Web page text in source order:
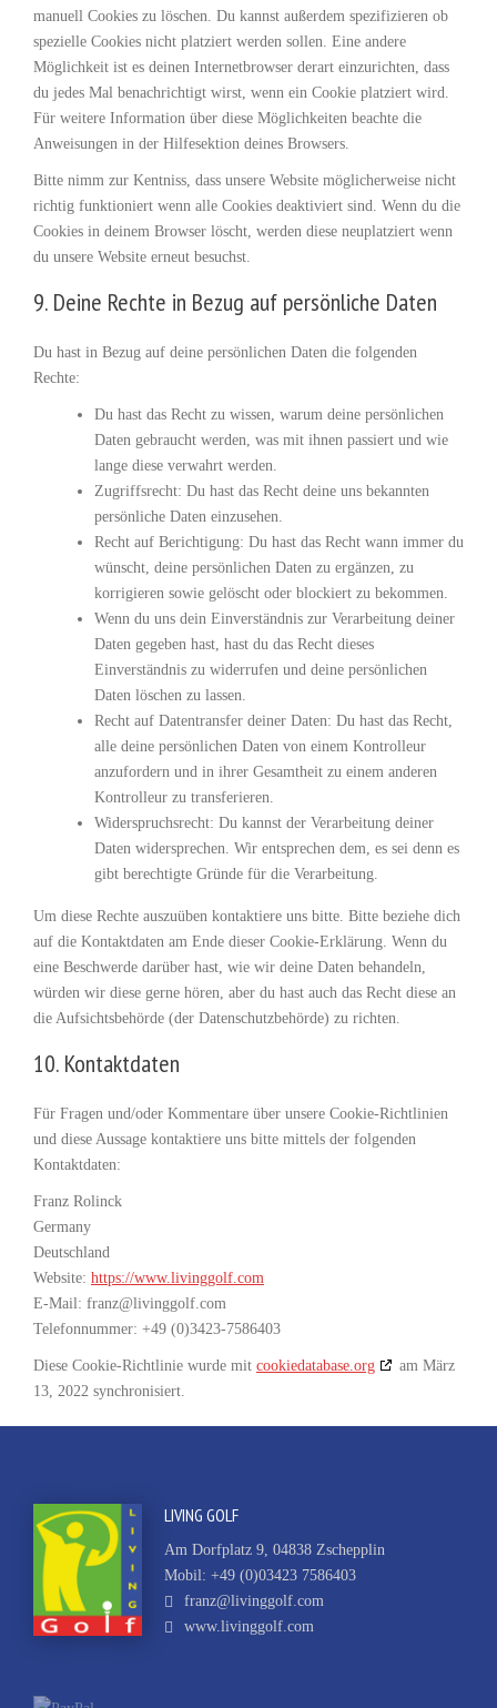
manuell Cookies zu löschen. Du kannst außerdem spezifizieren ob
spezielle Cookies nicht platziert werden sollen. Eine andere
Möglichkeit ist es deinen Internetbrowser derart einzurichten, dass
du jedes Mal benachrichtigt wirst, wenn ein Cookie platziert wird.
Für weitere Information über diese Möglichkeiten beachte die
Anweisungen in der Hilfesektion deines Browsers.
Bitte nimm zur Kentniss, dass unsere Website möglicherweise nicht
richtig funktioniert wenn alle Cookies deaktiviert sind. Wenn du die
Cookies in deinem Browser löscht, werden diese neuplatziert wenn
du unsere Website erneut besuchst.
9. Deine Rechte in Bezug auf persönliche Daten
Du hast in Bezug auf deine persönlichen Daten die folgenden
Rechte:
Du hast das Recht zu wissen, warum deine persönlichen
Daten gebraucht werden, was mit ihnen passiert und wie
lange diese verwahrt werden.
Zugriffsrecht: Du hast das Recht deine uns bekannten
persönliche Daten einzusehen.
Recht auf Berichtigung: Du hast das Recht wann immer du
wünscht, deine persönlichen Daten zu ergänzen, zu
korrigieren sowie gelöscht oder blockiert zu bekommen.
Wenn du uns dein Einverständnis zur Verarbeitung deiner
Daten gegeben hast, hast du das Recht dieses
Einverständnis zu widerrufen und deine persönlichen
Daten löschen zu lassen.
Recht auf Datentransfer deiner Daten: Du hast das Recht,
alle deine persönlichen Daten von einem Kontrolleur
anzufordern und in ihrer Gesamtheit zu einem anderen
Kontrolleur zu transferieren.
Widerspruchsrecht: Du kannst der Verarbeitung deiner
Daten widersprechen. Wir entsprechen dem, es sei denn es
gibt berechtigte Gründe für die Verarbeitung.
Um diese Rechte auszuüben kontaktiere uns bitte. Bitte beziehe dich
auf die Kontaktdaten am Ende dieser Cookie-Erklärung. Wenn du
eine Beschwerde darüber hast, wie wir deine Daten behandeln,
würden wir diese gerne hören, aber du hast auch das Recht diese an
die Aufsichtsbehörde (der Datenschutzbehörde) zu richten.
10. Kontaktdaten
Für Fragen und/oder Kommentare über unsere Cookie-Richtlinien
und diese Aussage kontaktiere uns bitte mittels der folgenden
Kontaktdaten:
Franz Rolinck
Germany
Deutschland
Website: https://www.livinggolf.com
E-Mail: moc.floggnivil@znarf
Telefonnummer: +49 (0)3423-7586403
Diese Cookie-Richtlinie wurde mit cookiedatabase.org
am März
13, 2022 synchronisiert.
LIVING GOLF
Am Dorfplatz 9, 04838 Zschepplin
Mobil: +49 (0)03423 7586403
franz@livinggolf.com
www.livinggolf.com